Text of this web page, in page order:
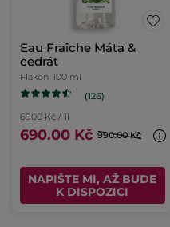
Eau Fraîche Máta &
cedrát
Flakon 100 ml
(126)
6900 Kč / 1l
690.00 Kč 990.00 Kč
NAPIŠTE MI, AŽ BUDE
K DISPOZICI